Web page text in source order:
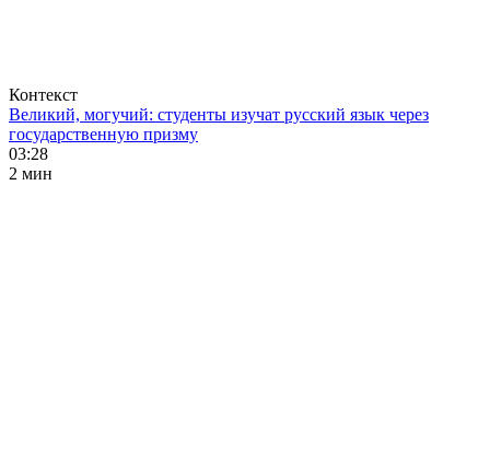
Контекст
Великий, могучий: студенты изучат русский язык через
государственную призму
03:28
2 мин